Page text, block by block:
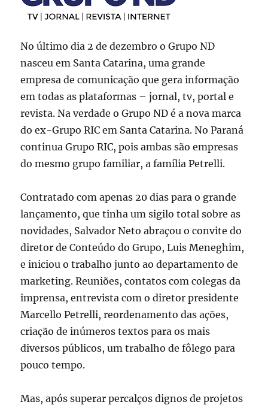
No último dia 2 de dezembro o Grupo ND
nasceu em Santa Catarina, uma grande
empresa de comunicação que gera informação
em todas as plataformas – jornal, tv, portal e
revista. Na verdade o Grupo ND é a nova marca
do ex-Grupo RIC em Santa Catarina. No Paraná
continua Grupo RIC, pois ambas são empresas
do mesmo grupo familiar, a família Petrelli.
Contratado com apenas 20 dias para o grande
lançamento, que tinha um sigilo total sobre as
novidades, Salvador Neto abraçou o convite do
diretor de Conteúdo do Grupo, Luis Meneghim,
e iniciou o trabalho junto ao departamento de
marketing. Reuniões, contatos com colegas da
imprensa, entrevista com o diretor presidente
Marcello Petrelli, reordenamento das ações,
criação de inúmeros textos para os mais
diversos públicos, um trabalho de fôlego para
pouco tempo.
Mas, após superar percalços dignos de projetos